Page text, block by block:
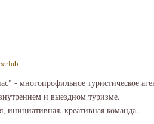
- многопрофильное туристическое
и выездном туризме.
инициативная, креативная команда.